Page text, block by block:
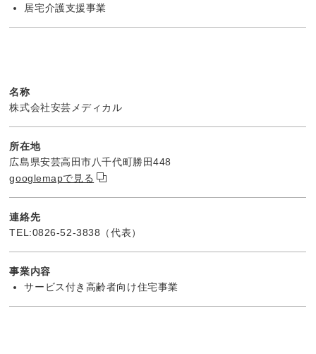
居宅介護支援事業
名称
株式会社安芸メディカル
所在地
広島県安芸高田市八千代町勝田448
googlemapで見る
連絡先
TEL:0826-52-3838（代表）
事業内容
サービス付き高齢者向け住宅事業